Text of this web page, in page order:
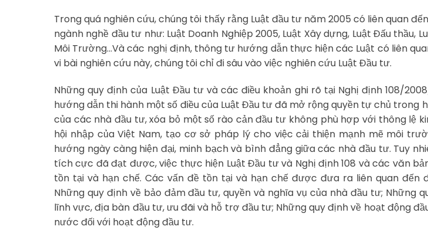
Trong quá nghiên cứu, chúng tôi thấy rằng Luật đầu tư năm 2005 có liên quan
ngành nghề đầu tư như: Luật Doanh Nghiệp 2005, Luật Xây dựng, Luật Đấu thầu,
Môi Trường…Và các nghị định, thông tư hướng dẫn thực hiện các Luật có liên
vi bài nghiên cứu này, chúng tôi chỉ đi sâu vào việc nghiên cứu Luật Đầu tư.
Những quy định của Luật Đầu tư và các điều khoản ghi rõ tại Nghị định 108/
hướng dẫn thi hành một số điều của Luật Đầu tư đã mở rộng quyền tự chủ trong
của các nhà đầu tư, xóa bỏ một số rào cản đầu tư không phù hợp với thông lệ
hội nhập của Việt Nam, tạo cơ sở pháp lý cho việc cải thiện mạnh mẽ môi
hướng ngày càng hiện đại, minh bạch và bình đẳng giữa các nhà đầu tư. Tuy
tích cực đã đạt được, việc thực hiện Luật Đầu tư và Nghị định 108 và các văn
tồn tại và hạn chế. Các vấn đề tồn tại và hạn chế được đưa ra liên quan đến
Những quy định về bảo đảm đầu tư, quyền và nghĩa vụ của nhà đầu tư; Những
lĩnh vực, địa bàn đầu tư, ưu đãi và hỗ trợ đầu tư; Những quy định về hoạt động
nước đối với hoạt động đầu tư.